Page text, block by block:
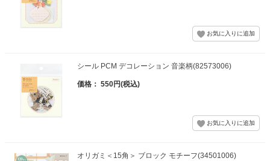
シール PCM デコレーション 音楽柄(82573006)
価格： 550円(税込)
オリガミ＜15角＞ ブロック モチーフ(34501006)